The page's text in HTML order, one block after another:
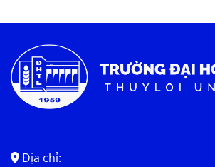
Tin tức chung
Địa chỉ: